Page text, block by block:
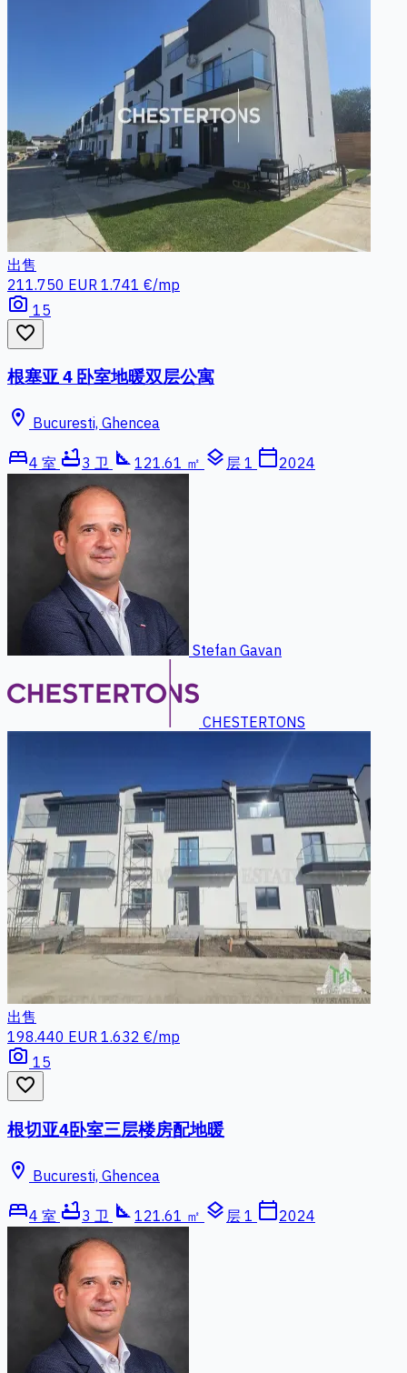
出售
211.750 EUR 1.741 €/mp
photo_camera 15
favorite_border
根塞亚 4 卧室地暖双层公寓
location_on Bucuresti, Ghencea
bed4 室 bathtub3 卫 square_foot 121.61 ㎡ layers 层 1 calendar_today2024
Stefan Gavan
CHESTERTONS
出售
198.440 EUR 1.632 €/mp
photo_camera 15
favorite_border
根切亚4卧室三层楼房配地暖
location_on Bucuresti, Ghencea
bed4 室 bathtub3 卫 square_foot 121.61 ㎡ layers 层 1 calendar_today2024